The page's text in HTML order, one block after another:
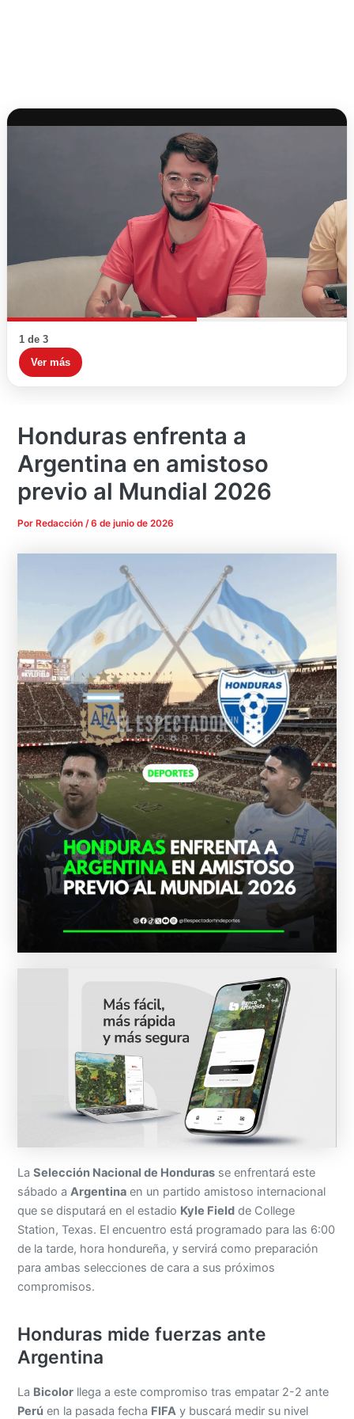
1 de 3
Ver más
Honduras enfrenta a
Argentina en amistoso
previo al Mundial 2026
Por Redacción/6 de junio de 2026
LaSelección Nacional de Honduras se enfrentará este
sábado aArgentina en un partido amistoso internacional
que se disputará en el estadio Kyle Field de College
Station, Texas. El encuentro está programado para las 6:00
de la tarde, hora hondureña, y servirá como preparación
para ambas selecciones de cara a sus próximos
compromisos.
Honduras mide fuerzas ante
Argentina
La Bicolor llega a este compromiso tras empatar 2-2 ante
Perú en la pasada fecha FIFA y buscará medir su nivel